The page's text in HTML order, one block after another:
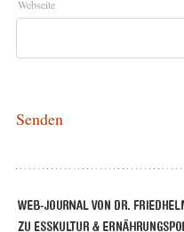
Webseite